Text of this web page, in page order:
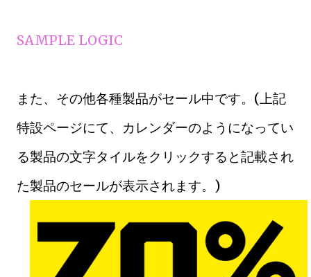
SAMPLE LOGIC
また、その他各種製品がセール中です。(上記
特設ページにて、カレンダーのようになってい
る製品の文字タイルをクリックすると記載され
た製品のセールが表示されます。)